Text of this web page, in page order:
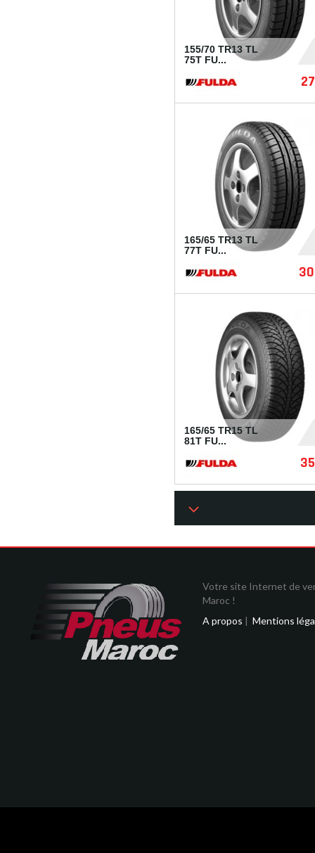
155/70 TR13 TL
75T FU...
I179760
165/65 TR13 TL
77T FU...
I179769
165/65 TR15 TL
81T FU...
I217908
Votre site Internet de
Maroc !
A propos | Mentions